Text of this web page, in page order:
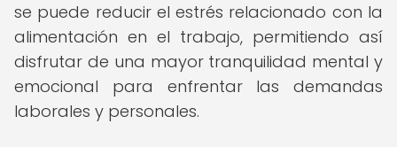
se puede reducir el estrés relacionado con la
alimentación en el trabajo, permitiendo así
disfrutar de una mayor tranquilidad mental y
emocional para enfrentar las demandas
laborales y personales.